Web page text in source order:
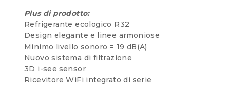
Plus di prodotto:
Refrigerante ecologico R32
Design elegante e linee armoniose
Minimo livello sonoro = 19 dB(A)
Nuovo sistema di filtrazione
3D i-see sensor
Ricevitore WiFi integrato di serie